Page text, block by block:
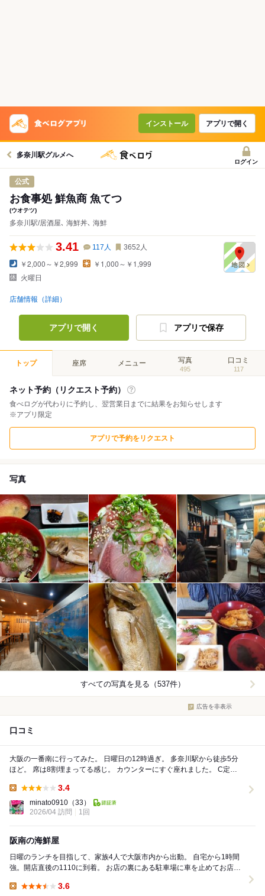
インストール アプリで開く
多奈川駅グルメへ
ログイン
公式
お食事処 鮮魚商 魚てつ
(ウオテツ)
多奈川駅/居酒屋､ 海鮮丼､ 海鮮
3.41 117 人 3652 人
￥2,000～￥2,999
￥1,000～￥1,999
火曜日
店舗情報（詳細）
アプリで開く アプリで保存
トップ 座席 メニュー 写真
495
口コミ
117
ネット予約（リクエスト予約）
食べログが代わりに予約し、翌営業日までに結果をお知らせします
※アプリ限定
アプリで予約をリクエスト
写真
すべての写真を見る（537件）
広告を非表示
口コミ
大阪の一番南に行ってみた。 日曜日の12時過ぎ。 多奈川駅から徒歩5分
ほど。 席は8割埋まってる感じ。 カウンターにすぐ座れました。 C定
3.4
minato0910 （33）
2026/04 訪問
1回
阪南の海鮮屋
日曜のランチを目指して、家族4人で大阪市内から出動。 自宅から1時間
強。開店直後の1110に到着。 お店の裏にある駐車場に車を止めてお店
3.6